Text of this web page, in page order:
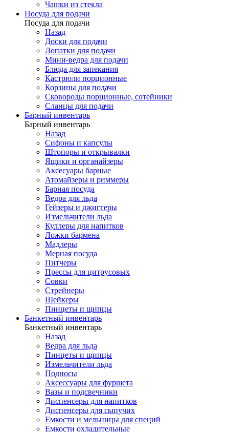
Чашки из стекла
Посуда для подачи
Посуда для подачи
Назад
Доски для подачи
Лопатки для подачи
Мини-ведра для подачи
Блюда для запекания
Кастрюли порционные
Корзины для подачи
Сковороды порционные, сотейники
Сланцы для подачи
Барный инвентарь
Барный инвентарь
Назад
Сифоны и капсулы
Штопоры и открывалки
Ящики и органайзеры
Аксесуары барные
Атомайзеры и риммеры
Барная посуда
Ведра для льда
Гейзеры и джиггеры
Измельчители льда
Куллеры для напитков
Ложки бармена
Мадлеры
Мерная посуда
Питчеры
Прессы для цитрусовых
Совки
Стрейнеры
Шейкеры
Пинцеты и щипцы
Банкетный инвентарь
Банкетный инвентарь
Назад
Ведра для льда
Пинцеты и щипцы
Измельчители льда
Подносы
Аксессуары для фуршета
Вазы и подсвечники
Диспенсеры для напитков
Диспенсеры для сыпучих
Емкости и мельницы для специй
Емкости охладительные